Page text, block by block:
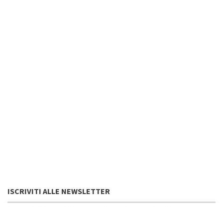
ISCRIVITI ALLE NEWSLETTER